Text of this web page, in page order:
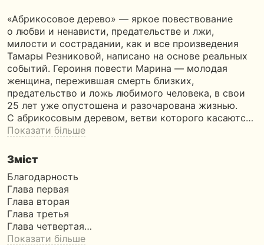
«Абрикосовое дерево» — яркое повествование
о любви и ненависти, предательстве и лжи,
милости и сострадании, как и все произведения
Тамары Резниковой, написано на основе реальных
событий. Героиня повести Марина — молодая
женщина, пережившая смерть близких,
предательство и ложь любимого человека, в свои
25 лет уже опустошена и разочарована жизнью.
С абрикосовым деревом, ветви которого касаютс…
Показати більше
Зміст
Благодарность
Глава первая
Глава вторая
Глава третья
Глава четвертая…
Показати більше